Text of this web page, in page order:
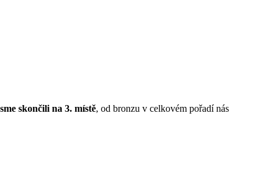
skončili na 3. místě, od bronzu v celkovém pořadí nás